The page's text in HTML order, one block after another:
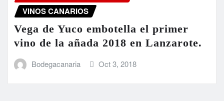
VINOS CANARIOS
Vega de Yuco embotella el primer
vino de la añada 2018 en Lanzarote.
Bodegacanaria Oct 3, 2018